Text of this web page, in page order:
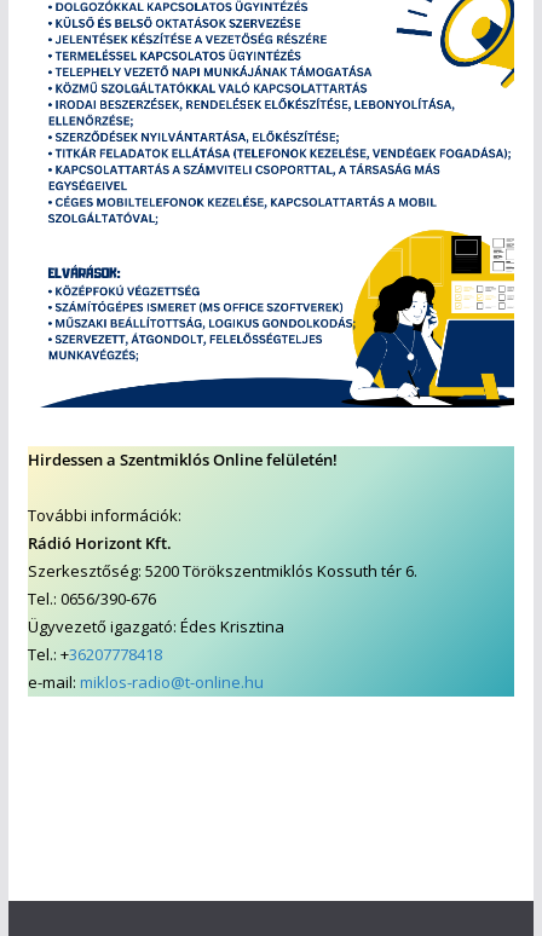
Hirdessen a Szentmiklós Online felületén!
További információk:
Rádió Horizont Kft.
Szerkesztőség: 5200 Törökszentmiklós Kossuth tér 6.
Tel.: 0656/390-676
Ügyvezető igazgató: Édes Krisztina
Tel.: +36207778418
e-mail: miklos-radio@t-online.hu